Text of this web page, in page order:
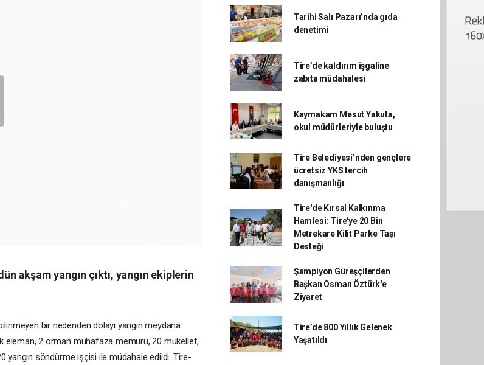
akşam yangın çıktı, yangın ekiplerin
bir nedenden dolayı yangın meydana
eleman, 2 orman muhafaza memuru, 20 mükellef,
söndürme işçisi ile müdahale edildi. Tire-
Tarihi Salı Pazarı’nda gıda
denetimi
Tire’de kaldırım işgaline
zabıta müdahalesi
Kaymakam Mesut Yakuta,
okul müdürleriyle buluştu
Tire Belediyesi’nden gençlere
ücretsiz YKS tercih
danışmanlığı
Tire'de Kırsal Kalkınma
Hamlesi: Tire'ye 20 Bin
Metrekare Kilit Parke Taşı
Desteği
Şampiyon Güreşçilerden
Başkan Osman Öztürk'e
Ziyaret
Tire’de 800 Yıllık Gelenek
Yaşatıldı